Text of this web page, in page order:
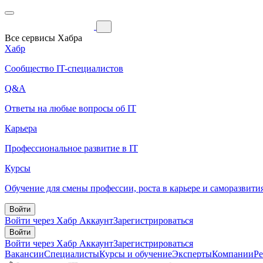
Все сервисы Хабра
Хабр
Сообщество IT-специалистов
Q&A
Ответы на любые вопросы об IT
Карьера
Профессиональное развитие в IT
Курсы
Обучение для смены профессии, роста в карьере и
Войти
Войти через Хабр АккаунтЗарегистрироваться
Войти
Войти через Хабр АккаунтЗарегистрироваться
ВакансииСпециалистыКурсы и обучениеЭкспертыКомпании